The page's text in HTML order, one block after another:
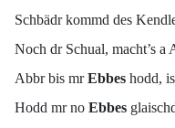
Schbädr kommd des
Noch dr Schual, macht’s a
Abbr bis mrEbbes hodd,
Hodd mr no Ebbes